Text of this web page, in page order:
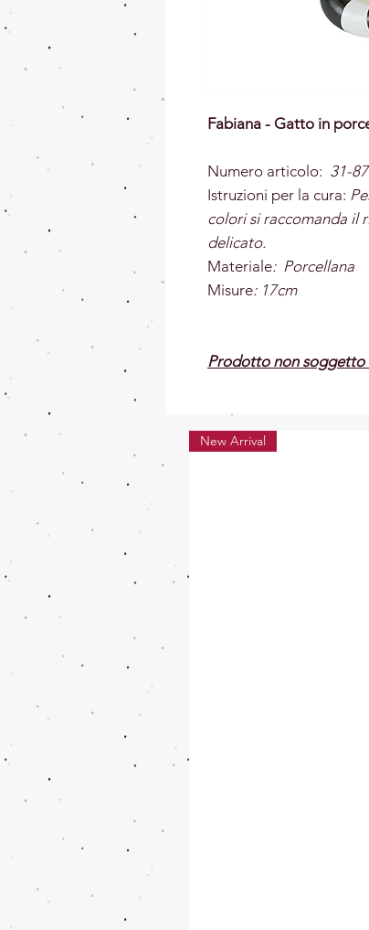
Fabiana - Gatto in
Numero articolo: 31-
Istruzioni per la cura:
colori si raccomanda il
delicato.
Materiale: Porcellana
Misure: 17cm
Prodotto non soggetto
New Arrival